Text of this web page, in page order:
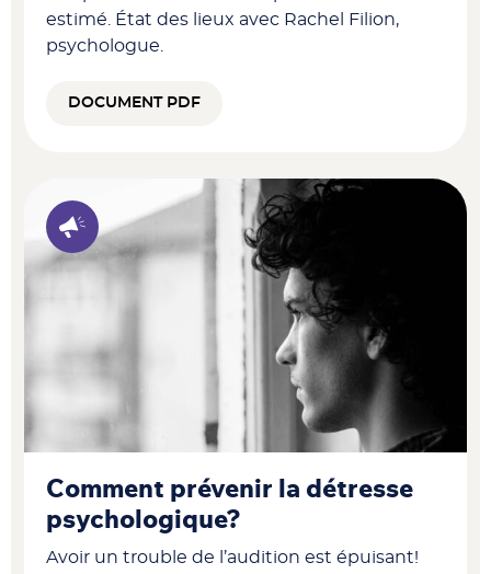
estimé. État des lieux avec Rachel Filion,
psychologue.
DOCUMENT PDF
Comment prévenir la détresse
psychologique?
Avoir un trouble de l’audition est épuisant!